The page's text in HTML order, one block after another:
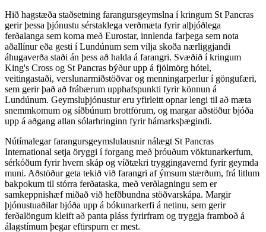
Hið hagstæða staðsetning farangursgeymslna í kringum St Pancras
gerir þessa þjónustu sérstaklega verðmæta fyrir alþjóðlega
ferðalanga sem koma með Eurostar, innlenda farþega sem nota
aðallínur eða gesti í Lundúnum sem vilja skoða nærliggjandi
áhugaverða staði án þess að halda á farangri. Svæðið í kringum
King's Cross og St Pancras býður upp á fjölmörg hótel,
veitingastaði, verslunarmiðstöðvar og menningarperlur í göngufæri,
sem gerir það að frábærum upphafspunkti fyrir könnun á
Lundúnum. Geymsluþjónustur eru yfirleitt opnar lengi til að mæta
snemmkomum og síðbúnum brottförum, og margar aðstöður bjóða
upp á aðgang allan sólarhringinn fyrir hámarksþægindi.
Nútímalegar farangursgeymslulausnir nálægt St Pancras
International setja öryggi í forgang með þróuðum vöktunarkerfum,
sérkóðum fyrir hvern skáp og víðtækri tryggingavernd fyrir geymda
muni. Aðstöður geta tekið við farangri af ýmsum stærðum, frá litlum
bakpokum til stórra ferðataska, með verðlagningu sem er
samkeppnishæf miðað við hefðbundna stöðvarskápa. Margir
þjónustuaðilar bjóða upp á bókunarkerfi á netinu, sem gerir
ferðalöngum kleift að panta pláss fyrirfram og tryggja framboð á
álagstímum þegar eftirspurn er mest.